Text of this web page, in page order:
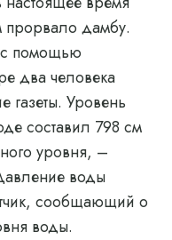
прорвало дамбу.
с помощью
два человека
газеты. Уровень
составил 798 см
уровня, –
воды
сообщающий о
воды.